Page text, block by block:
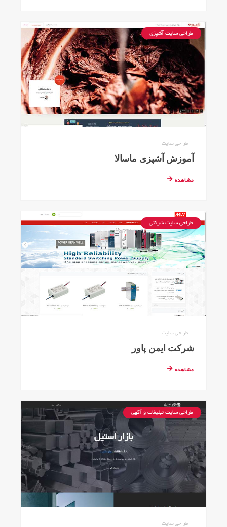
طراحی سایت آشپزی
طراحی سایت
آموزش آشپزی ماسالا
مشاهده
طراحی سایت شرکتی
طراحی سایت
شرکت ایمن پاور
مشاهده
طراحی سایت تبلیغات و آگهی
طراحی سایت